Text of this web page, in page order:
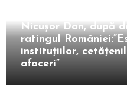
Nicușor Dan, după
ratingul
instituțiilor,
afaceri”